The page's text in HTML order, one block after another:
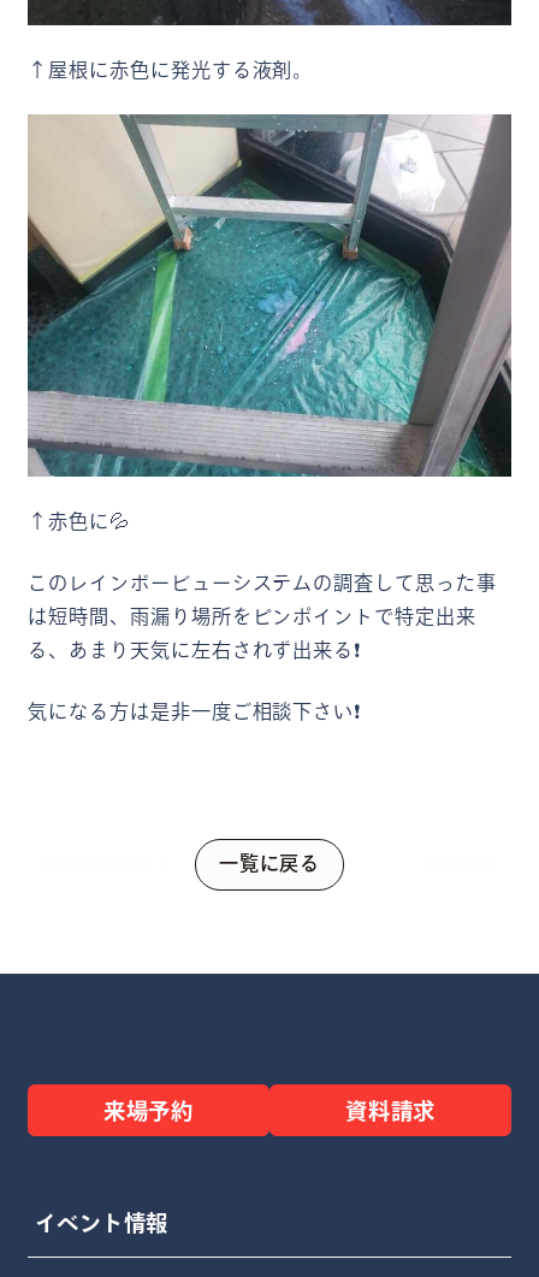
↑屋根に赤色に発光する液剤。
↑赤色に💦
このレインボービューシステムの調査して思った事
は短時間、雨漏り場所をピンポイントで特定出来
る、あまり天気に左右されず出来る❗
気になる方は是非一度ご相談下さい❗
一覧に戻る
来場予約 資料請求
イベント情報